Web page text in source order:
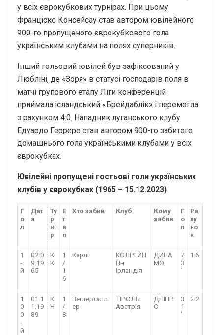
у всіх єврокубкових турнірах. При цьому
Франціско Консейсау став автором ювілейного
900-го пропущеного єврокубкового гола
українським клубами на полях суперників.
Інший гольовий ювілей був зафіксований у
Любліні, де «Зоря» в статусі господарів поля в
матчі групового етапу Ліги конференцій
приймала ісландський «Брейдаблік» і перемогла
з рахунком 4:0. Нападник луганського клубу
Едуардо Герреро став автором 900-го забитого
домашнього гола українськими клубами у всіх
єврокубках.
Ювілейні пропущені гостьові голи українських
клубів у єврокубках (1965 – 15.12.2023)
Г
о
л
Дат
а
Ту
р
ні
р
Е
т
а
п
Хто забив Клуб
Кому
забив
Г
о
л
Ра
ху
но
к
1
-
й
02.0
9.19
65
К
К
1
/
1
6
Карлі
КОЛРЕЙН
Пн.
Ірландія
ДИНА
МО
7
3
’
1:6
1
0
0
-
й
01.1
1.19
89
К
Ч
1
/
8
Вестерталл
ер
ТІРОЛЬ
Австрія
ДНІПР
О
3
1
’
2:2